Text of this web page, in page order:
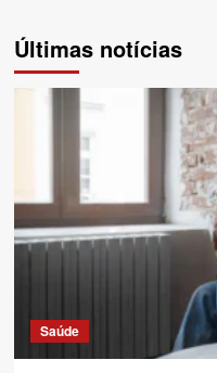
Últimas notícias
Saúde